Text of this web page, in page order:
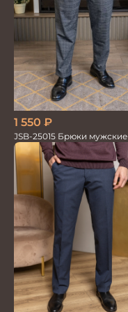
1 550 ₽
JSB-25015 Брюки мужские